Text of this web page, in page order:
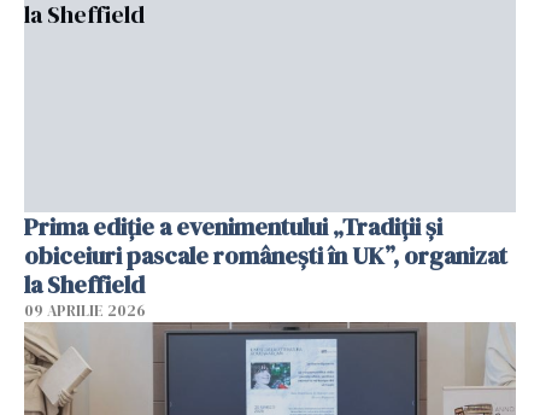
Prima ediție a evenimentului „Tradiții și
obiceiuri pascale românești în UK”, organizat
la Sheffield
09 APRILIE 2026